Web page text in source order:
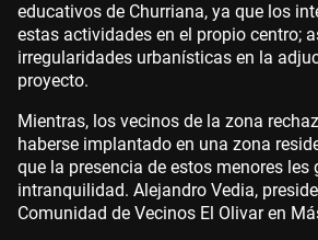
educativos de Churriana, ya que los
estas actividades en el propio centro;
irregularidades urbanísticas en la
proyecto.
Mientras, los vecinos de la zona
haberse implantado en una zona
que la presencia de estos menores les
intranquilidad. Alejandro Vedia,
Comunidad de Vecinos El Olivar en